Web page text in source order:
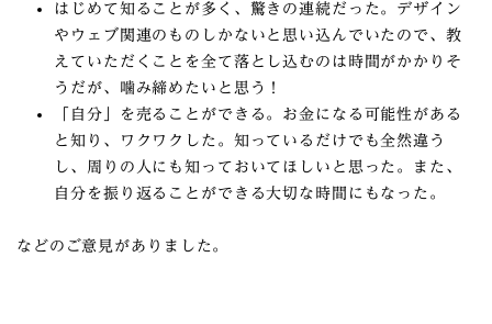
はじめて知ることが多く、驚きの連続だった。デザイン
やウェブ関連のものしかないと思い込んでいたので、教
えていただくことを全て落とし込むのは時間がかかりそ
うだが、噛み締めたいと思う！
「自分」を売ることができる。お金になる可能性がある
と知り、ワクワクした。知っているだけでも全然違う
し、周りの人にも知っておいてほしいと思った。また、
自分を振り返ることができる大切な時間にもなった。
などのご意見がありました。